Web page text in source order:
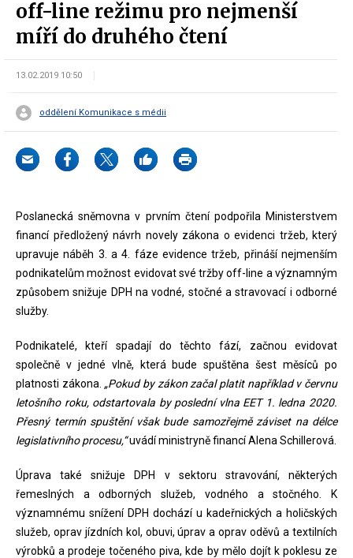
off-line režimu pro nejmenší
míří do druhého čtení
13.02.2019 10:50
oddělení Komunikace s médii
Poslanecká sněmovna v prvním čtení podpořila Ministerstvem
financí předložený návrh novely zákona o evidenci tržeb, který
upravuje náběh 3. a 4. fáze evidence tržeb, přináší nejmenším
podnikatelům možnost evidovat své tržby off-line a významným
způsobem snižuje DPH na vodné, stočné a stravovací i odborné
služby.
Podnikatelé, kteří spadají do těchto fází, začnou evidovat
společně v jedné vlně, která bude spuštěna šest měsíců po
platnosti zákona. „Pokud by zákon začal platit například v červnu
letošního roku, odstartovala by poslední vlna EET 1. ledna 2020.
Přesný termín spuštění však bude samozřejmě záviset na délce
legislativního procesu,“uvádí ministryně financí Alena Schillerová.
Úprava také snižuje DPH v sektoru stravování, některých
řemeslných a odborných služeb, vodného a stočného. K
významnému snížení DPH dochází u kadeřnických a holičských
služeb, oprav jízdních kol, obuvi, úprav a oprav oděvů a textilních
výrobků a prodeje točeného piva, kde by mělo dojít k poklesu ze